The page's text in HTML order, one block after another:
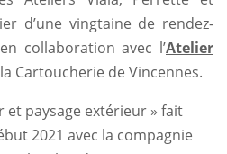
d’une vingtaine de rendez-
collaboration avec l’Atelier
Cartoucherie de Vincennes.
paysage extérieur » fait
2021 avec la compagnie